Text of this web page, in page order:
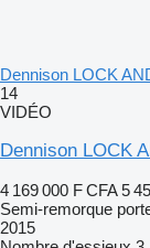
Dennison LOCK
14
VIDÉO
Dennison LOCK
4 169 000 F CFA 5
Semi-remorque
2015